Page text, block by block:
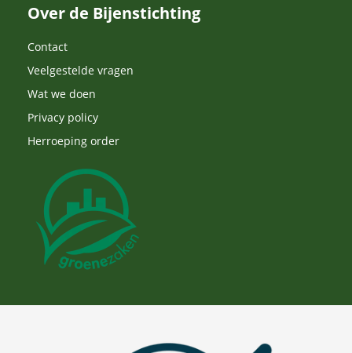
Over de Bijenstichting
Contact
Veelgestelde vragen
Wat we doen
Privacy policy
Herroeping order